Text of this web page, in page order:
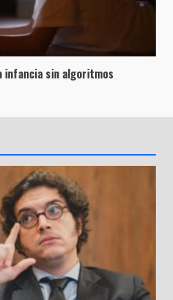
infancia sin algoritmos